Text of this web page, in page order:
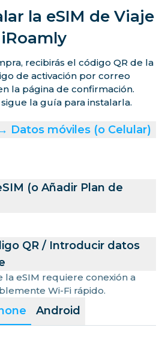
la eSIM de Viaje
iRoamly
recibirás el código QR de la
de activación por correo
la página de confirmación.
la guía para instalarla.
Android
Datos móviles (o Celular)
(o Añadir Plan de
QR / Introducir datos
la eSIM requiere conexión a
Wi-Fi rápido.